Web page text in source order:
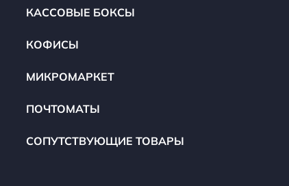
КАССОВЫЕ БОКСЫ
КОФИСЫ
МИКРОМАРКЕТ
ПОЧТОМАТЫ
СОПУТСТВУЮЩИЕ ТОВАРЫ